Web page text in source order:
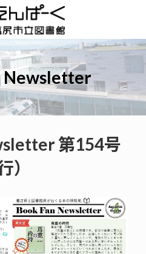
Newsletter
第154号
）